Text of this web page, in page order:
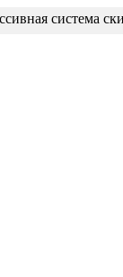
система